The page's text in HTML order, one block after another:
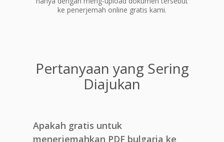
ke penerjemah online gratis kami.
Pertanyaan yang Sering
Diajukan
Apakah gratis untuk
menerjemahkan PDF bulgaria ke